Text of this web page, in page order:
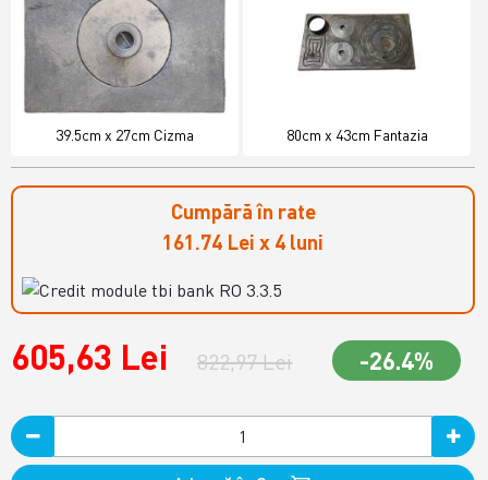
39.5cm x 27cm Cizma 80cm x 43cm Fantazia
Cumpără în rate
161.74 Lei x 4 luni
605,63 Lei 822,97 Lei -26.4%